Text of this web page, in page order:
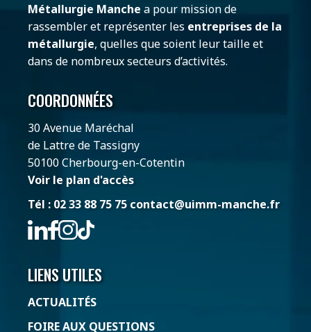
Métallurgie Manche a pour mission de
rassembler et représenter les entreprises de la
métallurgie, quelles que soient leur taille et
dans de nombreux secteurs d’activités.
COORDONNÉES
30 Avenue Maréchal
de Lattre de Tassigny
50100 Cherbourg-en-Cotentin
Voir le plan d'accès
Tél : 02 33 88 75 75 contact@uimm-manche.fr
LIENS UTILES
ACTUALITÉS
FOIRE AUX QUESTIONS